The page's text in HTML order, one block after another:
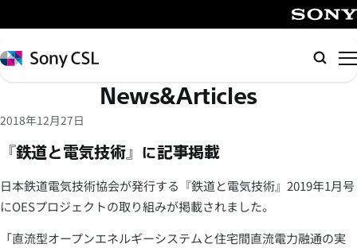
イ
ン
コ
テ
ツ
ス
キ
ッ
Sony
CSL
検
索
News&Articles
2018年12月27日
『鉄道と電気技術』に記事掲載
日本鉄道電気技術協会が発行する『鉄道と電気技術』2019年1月号
にOESプロジェクトの取り組みが掲載されました。
「直流型オープンエネルギーシステムと住宅間直流電力融通の実